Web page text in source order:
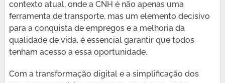
contexto atual, onde a CNH é não apenas uma
ferramenta de transporte, mas um elemento decisivo
para a conquista de empregos e a melhoria da
qualidade de vida, é essencial garantir que todos
tenham acesso a essa oportunidade.
Com a transformação digital e a simplificação dos